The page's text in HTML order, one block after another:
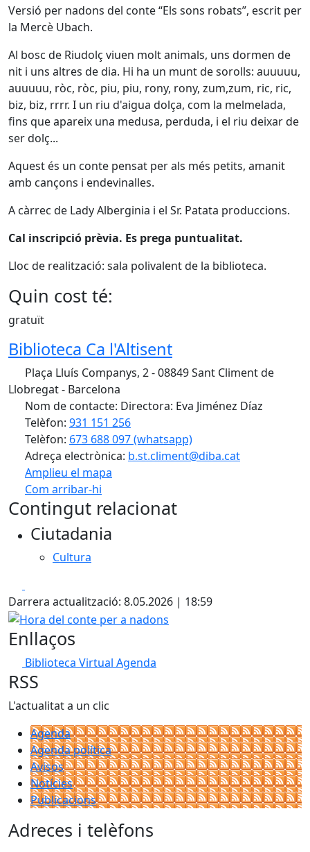
Versió per nadons del conte “Els sons robats”, escrit per
la Mercè Ubach.
Al bosc de Riudolç viuen molt animals, uns dormen de
nit i uns altres de dia. Hi ha un munt de sorolls: auuuuu,
auuuuu, ròc, ròc, piu, piu, rony, rony, zum,zum, ric, ric,
biz, biz, rrrr. I un riu d'aigua dolça, com la melmelada,
fins que apareix una medusa, perduda, i el riu deixar de
ser dolç...
Aquest és un conte pensat per als més petits, amanit
amb cançons i endevinalles.
A càrrec de Lady Alberginia i el Sr. Patata produccions.
Cal inscripció prèvia. Es prega puntualitat.
Lloc de realització: sala polivalent de la biblioteca.
Quin cost té:
gratuït
Biblioteca Ca l'Altisent
Plaça Lluís Companys, 2 - 08849 Sant Climent de
Llobregat - Barcelona
Nom de contacte: Directora: Eva Jiménez Díaz
Telèfon: 931 151 256
Telèfon: 673 688 097 (whatsapp)
Adreça electrònica: b.st.climent@diba.cat
Amplieu el mapa
Com arribar-hi
+
−
Contingut relacionat
Ciutadania
Cultura
Darrera actualització: 8.05.2026 | 18:59
Hora del conte per a nadons
Enllaços
Biblioteca Virtual Agenda
RSS
L'actualitat a un clic
Agenda
Agenda política
Avisos
Notícies
Publicacions
Adreces i telèfons